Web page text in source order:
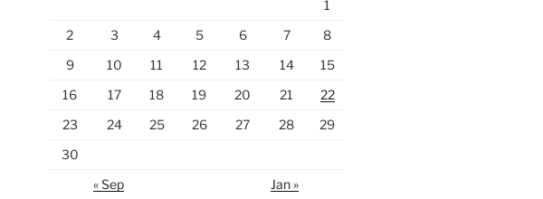
1
2
3 4 5 6 7
8
9
10 11 12 13 14
15
16
17 18 19 20 21
22
23
24 25 26 27 28
29
30
« Sep
Jan »